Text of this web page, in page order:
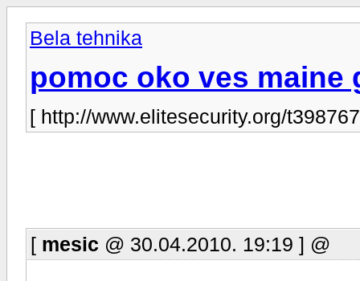
Bela tehnika
pomoc oko ves maine
[ http://www.elitesecurity.org/
[ mesic @ 30.04.2010. 19:19 ] @